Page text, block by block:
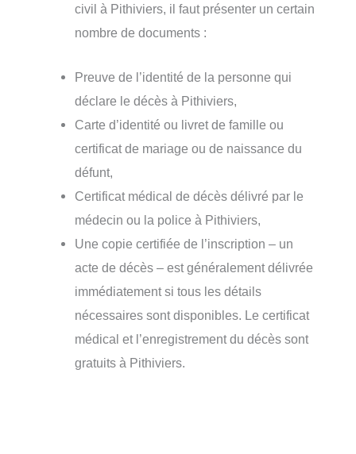
civil à Pithiviers, il faut présenter un certain
nombre de documents :
Preuve de l’identité de la personne qui
déclare le décès à Pithiviers,
Carte d’identité ou livret de famille ou
certificat de mariage ou de naissance du
défunt,
Certificat médical de décès délivré par le
médecin ou la police à Pithiviers,
Une copie certifiée de l’inscription – un
acte de décès – est généralement délivrée
immédiatement si tous les détails
nécessaires sont disponibles. Le certificat
médical et l’enregistrement du décès sont
gratuits à Pithiviers.